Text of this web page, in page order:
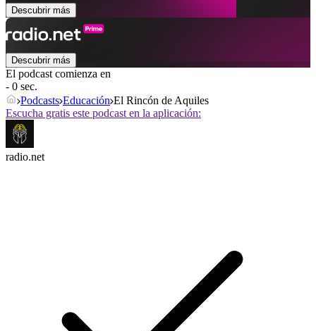
Descubrir más
Descubrir más
El podcast comienza en
- 0 sec.
Podcasts Educación El Rincón de Aquiles
Escucha gratis este podcast en la aplicación:
radio.net